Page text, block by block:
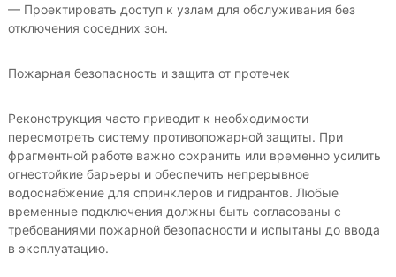
— Проектировать доступ к узлам для обслуживания без
отключения соседних зон.
Пожарная безопасность и защита от протечек
Реконструкция часто приводит к необходимости
пересмотреть систему противопожарной защиты. При
фрагментной работе важно сохранить или временно усилить
огнестойкие барьеры и обеспечить непрерывное
водоснабжение для спринклеров и гидрантов. Любые
временные подключения должны быть согласованы с
требованиями пожарной безопасности и испытаны до ввода
в эксплуатацию.